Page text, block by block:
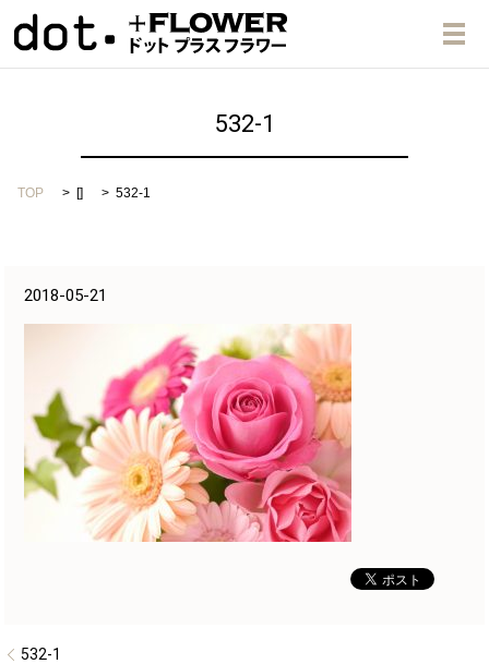
メ
532-1
TOP [] 532-1
2018-05-21
532-1